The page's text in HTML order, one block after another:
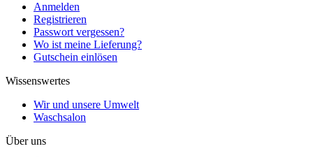
Anmelden
Registrieren
Passwort vergessen?
Wo ist meine Lieferung?
Gutschein einlösen
Wissenswertes
Wir und unsere Umwelt
Waschsalon
Über uns